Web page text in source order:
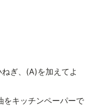
ぎ、(A)を加えてよ
をキッチンペーパーで